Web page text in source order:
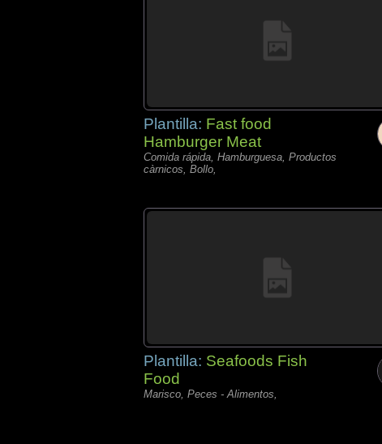
Plantilla: Fast food
Hamburger Meat
Comida rápida, Hamburguesa, Productos
càrnicos, Bollo,
Plantilla: Seafoods Fish
Food
Marisco, Peces - Alimentos,